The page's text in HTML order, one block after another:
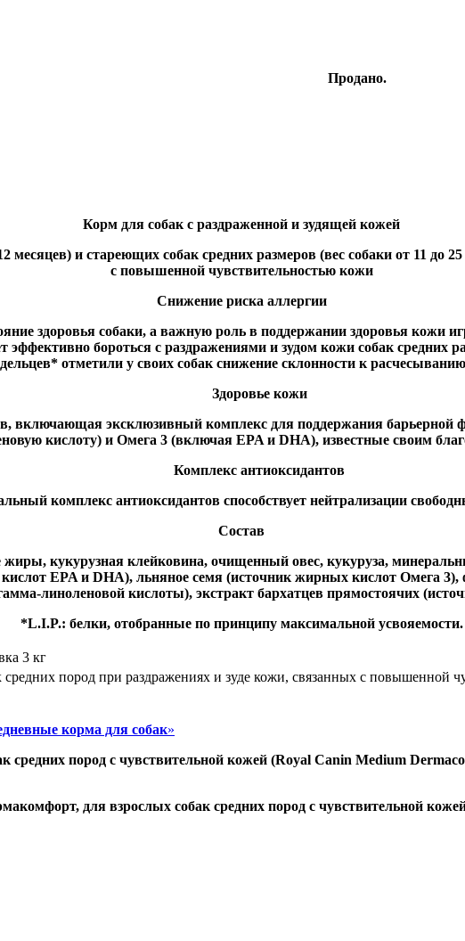
Продано.
Корм для собак с раздраженной и зудящей кожей
и стареющих собак средних размеров (вес собаки от 11 до
с повышенной чувствительностью кожи
Снижение риска аллергии
здоровья собаки, а важную роль в поддержании здоровья кожи
эффективно бороться с раздражениями и зудом кожи собак средних
отметили у своих собак снижение склонности к
Здоровье кожи
включающая эксклюзивный комплекс для поддержания барьерной
кислоту) и Омега 3 (включая EPA и DHA), известные своим
Комплекс антиоксидантов
комплекс антиоксидантов способствует нейтрализации
Состав
кукурузная клейковина, очищенный овес, кукуруза,
EPA и DHA), льняное семя (источник жирных кислот Омега 3),
линоленовой кислоты), экстракт бархатцев прямостоячих
*L.I.P.: белки, отобранные по принципу максимальной усвояемости.
3 кг
средних пород при раздражениях и зуде кожи, связанных с повышенной
корма для собак»
пород с чувствительной кожей (Royal Canin Medium
для взрослых собак средних пород с чувствительной